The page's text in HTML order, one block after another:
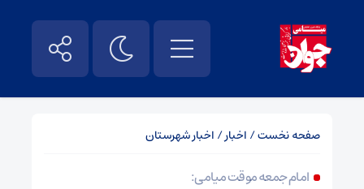
صفحه نخست/ اخبار/ اخبار شهرستان
امام جمعه موقت میامی: